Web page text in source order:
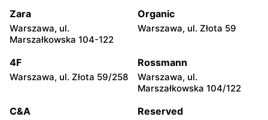
21
Szczecińska 3
Alsen
Józefa Piłsudskiego 33C
Alsen
Piwonińska 46
Alsen Alsen
3
Zara
Warszawa, ul.
Marszałkowska 104-122
Organic
Warszawa, ul. Złota 59
4F
Warszawa, ul. Złota 59/258
Rossmann
Warszawa, ul.
Marszałkowska 104/122
C&A Reserved